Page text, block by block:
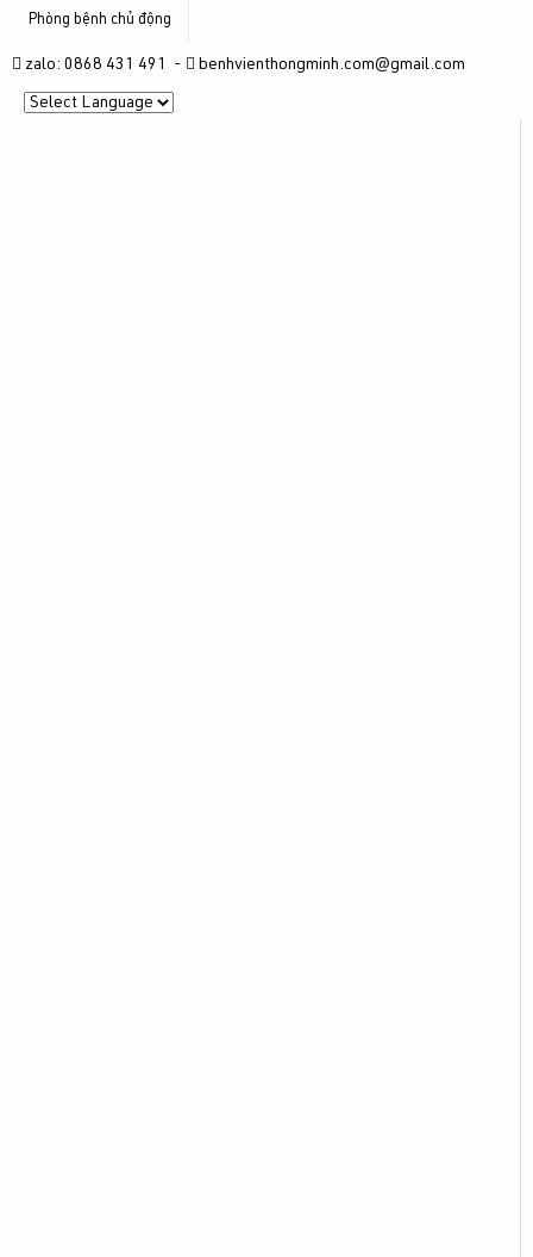
Phòng bệnh chủ động
zalo: 0868 431 491 - benhvienthongminh.com@gmail.com